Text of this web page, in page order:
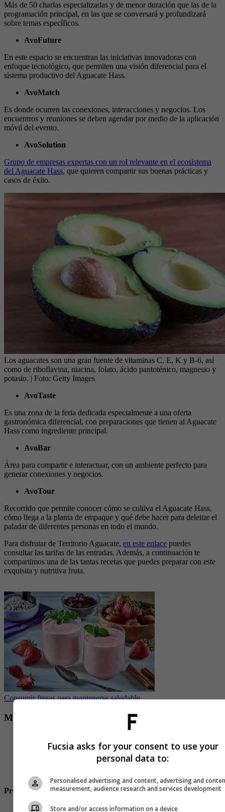
Más de 50 charlas especializadas y de menor duración que las de la
programación principal, en las que se conversará y profundizará
sobre temas específicos.
AvoFuture
En este espacio se encuentran las iniciativas innovadoras con
enfoque tecnológico, que permiten una visión diferencial para el
sistema productivo del Aguacate Hass.
AvoMatch
Es donde ocurren las conexiones, interacciones y negocios. Los
encuentros y reuniones se deben agendar por medio de la aplicación
móvil del evento.
AvoSolution
Grupo de empresas expertas con un rol relevante en el ecosistema
del Aguacate Hass, que quieren compartir sus buenas prácticas y
casos de éxito.
Los aguacates son una gran fuente de vitaminas C, E, K y B-6, así
como de riboflavina, niacina, folato, ácido pantoténico, magnesio y
potasio. | Foto: Getty Images
AvoTaste
Es una zona de la feria dedicada especialmente a una oferta
gastronómica diferencial, con preparaciones que tienen al Aguacate
Hass como ingrediente principal.
AvoBar
Área para compartir e interactuar, con un ambiente perfecto para
generar conexiones y negocios.
AvoTour
Recorrido que permite conocer cómo se cultiva el Aguacate Hass,
cómo llega a la planta de empaque y qué debe hacer para deleitar el
paladar de diferentes personas en todo el mundo.
Para disfrutar de Territorio Aguacate, en este enlace puedes
consultar las tarifas de las entradas. Además, a continuación te
compartimos una de las tantas recetas que puedes preparar con este
exquisita y nutritiva fruta.
Consumir fresas para mantenerse saludable
Mantequilla de aguacate
1 diente de ajo pequeño
100gr mantequilla sin sal a temperatura ambiente
Preparación paso a paso:
En un tazón une la mantequilla con el zumo de limón, el ajo,
Fucsia asks for your consent to use your
personal data to:
Personalised advertising and content, advertising and
measurement, audience research and services development
Store and/or access information on a device